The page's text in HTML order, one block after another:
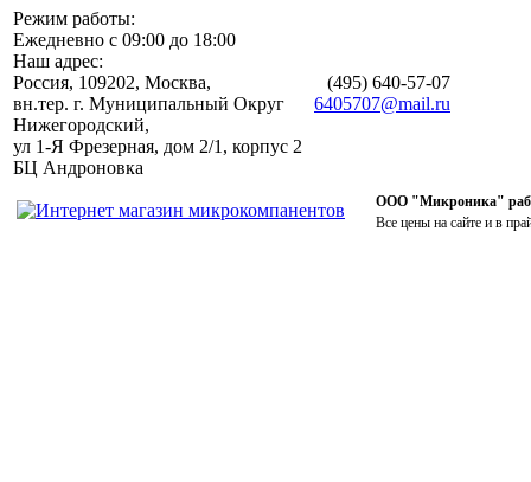
Режим работы:
Ежедневно с 09:00 до 18:00
Наш адрес:
Россия, 109202, Москва,
вн.тер. г. Муниципальный Округ
Нижегородский,
ул 1-Я Фрезерная, дом 2/1, корпус 2
БЦ Андроновка
(495) 640-57-07
6405707@mail.ru
ООО "Микроника"
Все цены на сайте и в